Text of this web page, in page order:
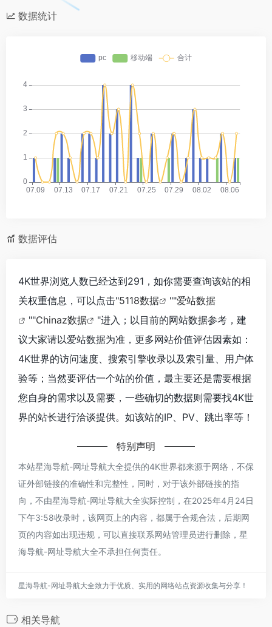
数据统计
数据评估
4K世界浏览人数已经达到291，如你需要查询该站的相
关权重信息，可以点击"5118数据 ""爱站数据
""Chinaz数据
"进入；以目前的网站数据参考，建
议大家请以爱站数据为准，更多网站价值评估因素如：
4K世界的访问速度、搜索引擎收录以及索引量、用户体
验等；当然要评估一个站的价值，最主要还是需要根据
您自身的需求以及需要，一些确切的数据则需要找4K世
界的站长进行洽谈提供。如该站的IP、PV、跳出率等！
特别声明
本站星海导航-网址导航大全提供的4K世界都来源于网络，不保
证外部链接的准确性和完整性，同时，对于该外部链接的指
向，不由星海导航-网址导航大全实际控制，在2025年4月24日
下午3:58收录时，该网页上的内容，都属于合规合法，后期网
页的内容如出现违规，可以直接联系网站管理员进行删除，星
海导航-网址导航大全不承担任何责任。
星海导航-网址导航大全致力于优质、实用的网络站点资源收集与分享！
相关导航